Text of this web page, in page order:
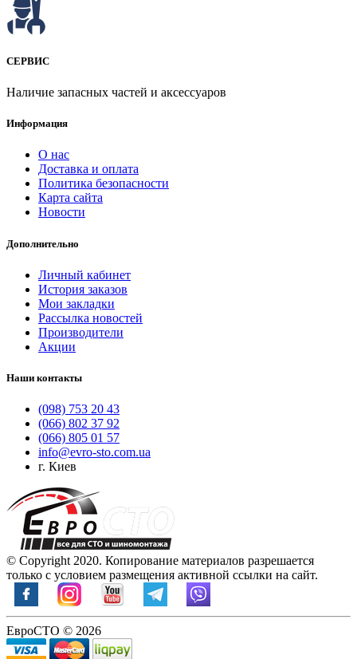
СЕРВИС
Наличие запасных частей и аксессуаров
Информация
О нас
Доставка и оплата
Политика безопасности
Карта сайта
Новости
Дополнительно
Личный кабинет
История заказов
Мои закладки
Рассылка новостей
Производители
Акции
Наши контакты
(098) 753 20 43
(066) 802 37 92
(066) 805 01 57
info@evro-sto.com.ua
г. Киев
© Copyright 2020. Копирование материалов разрешается
только с условием размещения активной ссылки на сайт.
ЕвроСТО © 2026